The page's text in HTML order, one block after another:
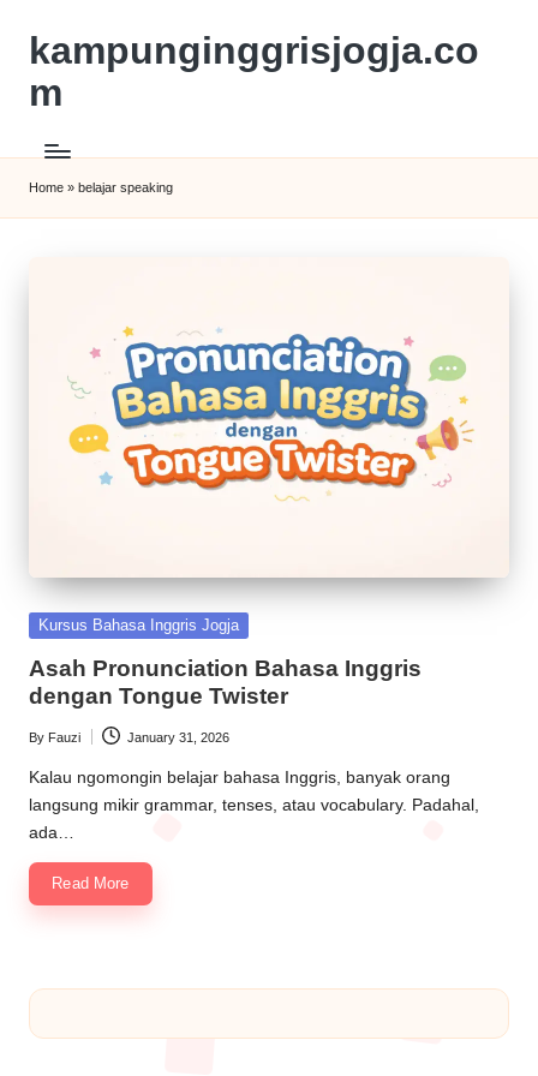
kampunginggrisjogja.co
m
Home » belajar speaking
Kursus Bahasa Inggris Jogja
Asah Pronunciation Bahasa Inggris
dengan Tongue Twister
By Fauzi January 31, 2026
Kalau ngomongin belajar bahasa Inggris, banyak orang
langsung mikir grammar, tenses, atau vocabulary. Padahal,
ada…
Read More